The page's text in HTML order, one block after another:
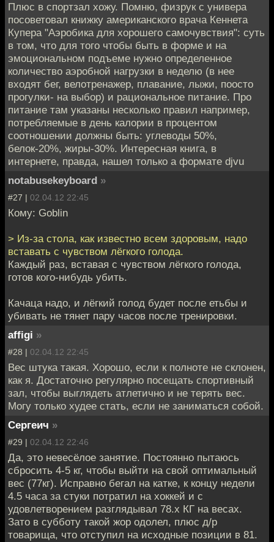
Плюс в спортзал хожу. Помню, физрук с универа
посоветовал книжку американского врача Кеннета
Купера "Аэробика для хорошего самочувствия": суть
в том, что для того чтобы быть в форме и на
эмоциональном подъеме нужно определенное
количество аэробной нагрузки в неделю (в нее
входят бег, велотренажер, плавание, лыжи, поосто
прогулки- на выбор) и рациональное питание. Про
питание там указаны несколько правил например,
потребляемые в день калории в процентом
соотношении должны быть: углеводы 50%,
белок-20%, жиры-30%. Интересная книга, в
интернете, правда, нашел только а формате djvu
notabusekeyboard »
#27 | 02.04.12 22:45
Кому: Goblin
> Из-за стола, как известно всем здоровым, надо
вставать с чувством лёгкого голода.
Каждый раз, вставая с чувством лёгкого голода,
готов кого-нибудь убить.
Качаца надо, и лёгкий голод будет после етьбы и
убивать не тянет пару часов после тренировки.
affigi »
#28 | 02.04.12 22:45
Вес штука такая. Хорошо, если к полноте не склонен,
как я. Достаточно регулярно посещать спортивный
зал, чтобы выглядеть атлетично и не терять вес.
Могу только худее стать, если не заниматься собой.
Сергеич »
#29 | 02.04.12 22:46
Да, это невесёлое занятие. Постоянно пытаюсь
сбросить 4-5 кг, чтобы выйти на свой оптимальный
вес (77кг). Исправно бегал на катке, к концу недели
4.5 часа за стуки потратил на хоккей и с
удовлетворением разглядывал 78.х КГ на весах.
Зато в субботу такой жор одолел, плюс д/р
товарища, что отступил на исходные позиции в 81.